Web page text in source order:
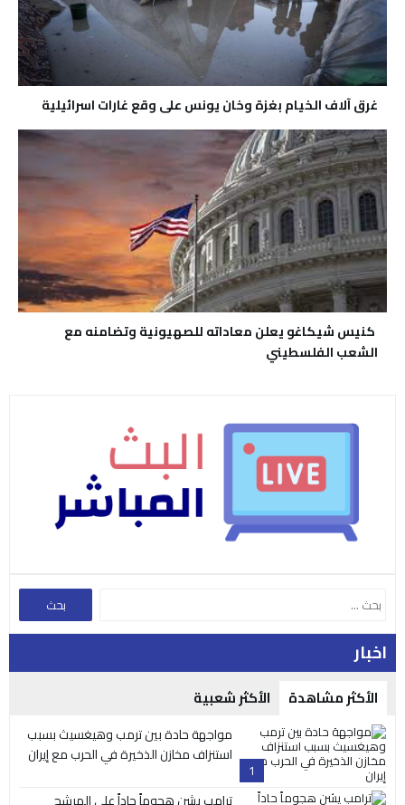
غرق آلاف الخيام بغزة وخان يونس على وقع غارات اسرائيلية
كنيس شيكاغو يعلن معاداته للصهيونية وتضامنه مع
الشعب الفلسطيني
اخبار
الأكثر مشاهدة الأكثر شعبية
1
مواجهة حادة بين ترمب وهيغسيث بسبب
استنزاف مخازن الذخيرة في الحرب مع إيران